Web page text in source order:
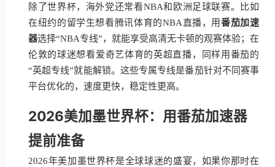
除了世界杯，海外党还常看NBA和欧洲足球联赛。比如
在纽约的留学生想看腾讯体育的NBA直播，用番茄加速
器选择“NBA专线”，就能享受高清无卡顿的观赛体验；在
伦敦的球迷想看爱奇艺体育的英超直播，同样用番茄的
“英超专线”就能解锁。这些专属专线是番茄针对不同赛事
平台优化的，速度更快，稳定性更高。
2026美加墨世界杯：用番茄加速器
提前准备
2026年美加墨世界杯是全球球迷的盛宴，如果你那时在